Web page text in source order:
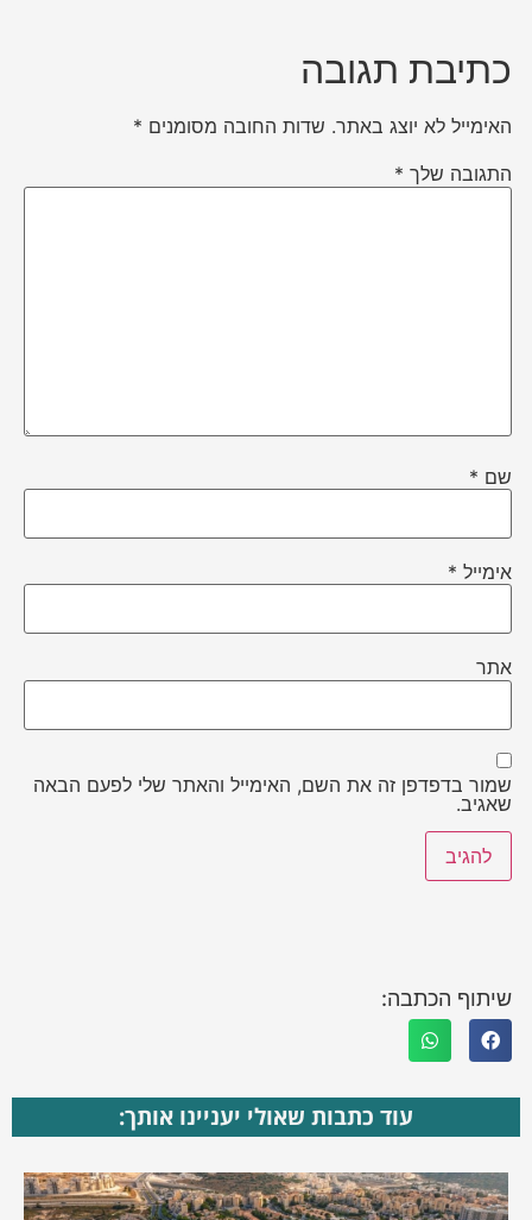
כתיבת תגובה
האימייל לא יוצג באתר. שדות החובה מסומנים *
התגובה שלך *
שם *
אימייל *
אתר
שמור בדפדפן זה את השם, האימייל והאתר שלי לפעם הבאה
שאגיב.
שיתוף הכתבה:
עוד כתבות שאולי יעניינו אותך: